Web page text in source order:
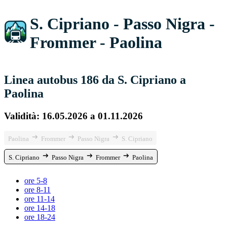
S. Cipriano - Passo Nigra -
Frommer - Paolina
Linea autobus 186 da S. Cipriano a
Paolina
Validità: 16.05.2026 a 01.11.2026
Paolina Frommer Passo Nigra S. Cipriano
S. Cipriano Passo Nigra Frommer Paolina
ore 5-8
ore 8-11
ore 11-14
ore 14-18
ore 18-24